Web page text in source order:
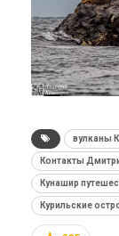
вулканы
Контакты
Кунашир
Курильские